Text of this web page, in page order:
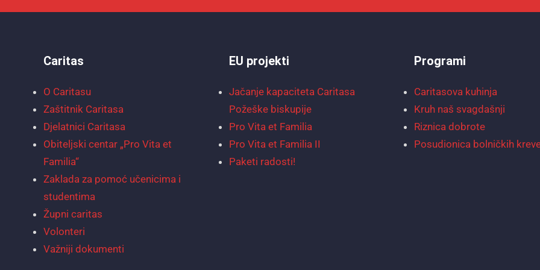
Caritas
O Caritasu
Zaštitnik Caritasa
Djelatnici Caritasa
Obiteljski centar „Pro Vita et
Familia“
Zaklada za pomoć učenicima i
studentima
Župni caritas
Volonteri
Važniji dokumenti
EU projekti
Jačanje kapaciteta Caritasa
Požeške biskupije
Pro Vita et Familia
Pro Vita et Familia II
Paketi radosti!
Programi
Caritasova kuhinja
Kruh naš svagdašnji
Riznica dobrote
Posudionica bolničkih